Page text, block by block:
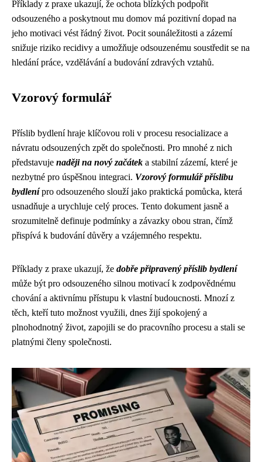
Příklady z praxe ukazují, že ochota blízkých podpořit
odsouzeného a poskytnout mu domov má pozitivní dopad na
jeho motivaci vést řádný život. Pocit sounáležitosti a zázemí
snižuje riziko recidivy a umožňuje odsouzenému soustředit se na
hledání práce, vzdělávání a budování zdravých vztahů.
Vzorový formulář
Příslib bydlení hraje klíčovou roli v procesu resocializace a
návratu odsouzených zpět do společnosti. Pro mnohé z nich
představuje naději na nový začátek a stabilní zázemí, které je
nezbytné pro úspěšnou integraci. Vzorový formulář příslibu
bydlenípro odsouzeného slouží jako praktická pomůcka, která
usnadňuje a urychluje celý proces. Tento dokument jasně a
srozumitelně definuje podmínky a závazky obou stran, čímž
přispívá k budování důvěry a vzájemného respektu.
Příklady z praxe ukazují, že dobře připravený příslib bydlení
může být pro odsouzeného silnou motivací k zodpovědnému
chování a aktivnímu přístupu k vlastní budoucnosti. Mnozí z
těch, kteří tuto možnost využili, dnes žijí spokojený a
plnohodnotný život, zapojili se do pracovního procesu a stali se
platnými členy společnosti.